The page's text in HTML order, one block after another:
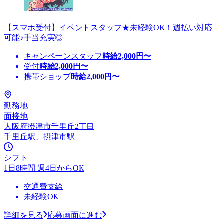
【スマホ受付】イベントスタッフ★未経験OK！週払い対応
可能♪手当充実◎
キャンペーンスタッフ 時給2,000円〜
受付時給2,000円〜
携帯ショップ時給2,000円〜
勤務地
面接地
大阪府摂津市千里丘2丁目
千里丘駅、摂津市駅
シフト
1日8時間 週4日からOK
交通費支給
未経験OK
詳細を見る 応募画面に進む